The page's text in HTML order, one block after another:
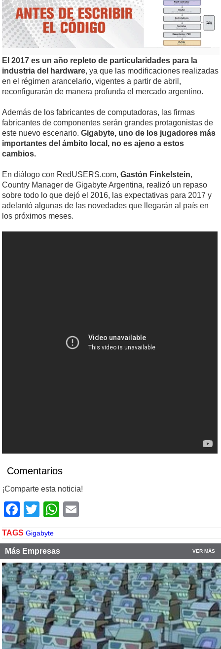
El 2017 es un año repleto de particularidades para la
industria del hardware, ya que las modificaciones realizadas
en el régimen arancelario, vigentes a partir de abril,
reconfigurarán de manera profunda el mercado argentino.
Además de los fabricantes de computadoras, las firmas
fabricantes de componentes serán grandes protagonistas de
este nuevo escenario. Gigabyte, uno de los jugadores más
importantes del ámbito local, no es ajeno a estos
cambios.
En diálogo con RedUSERS.com, Gastón Finkelstein,
Country Manager de Gigabyte Argentina, realizó un repaso
sobre todo lo que dejó el 2016, las expectativas para 2017 y
adelantó algunas de las novedades que llegarán al país en
los próximos meses.
Comentarios
¡Comparte esta noticia!
Facebook
TwitterWhatsApp
TAGS Gigabyte
Más Empresas VER MÁS